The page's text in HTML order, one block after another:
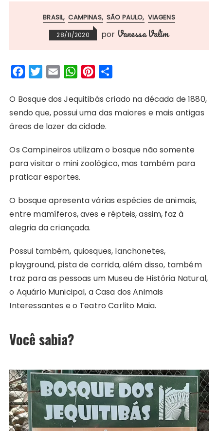
BRASIL CAMPINAS SÃO PAULO VIAGENS
28/11/2020 por Vanessa Valim
c
e
b
o
k
i
t
t
r
a
i
l
W
a
t
s
p
p
n
t
e
e
s
a
r
O Bosque dos Jequitibás criado na década de 1880,
sendo que, possui uma das maiores e mais antigas
áreas de lazer da cidade.
Os Campineiros utilizam o bosque não somente
para visitar o mini zoológico, mas também para
praticar esportes.
O bosque apresenta várias espécies de animais,
entre mamíferos, aves e répteis, assim, faz à
alegria da criançada.
Possui também, quiosques, lanchonetes,
playground, pista de corrida, além disso, também
traz para as pessoas um Museu de História Natural,
o Aquário Municipal, a Casa dos Animais
Interessantes e o Teatro Carlito Maia.
Você sabia?